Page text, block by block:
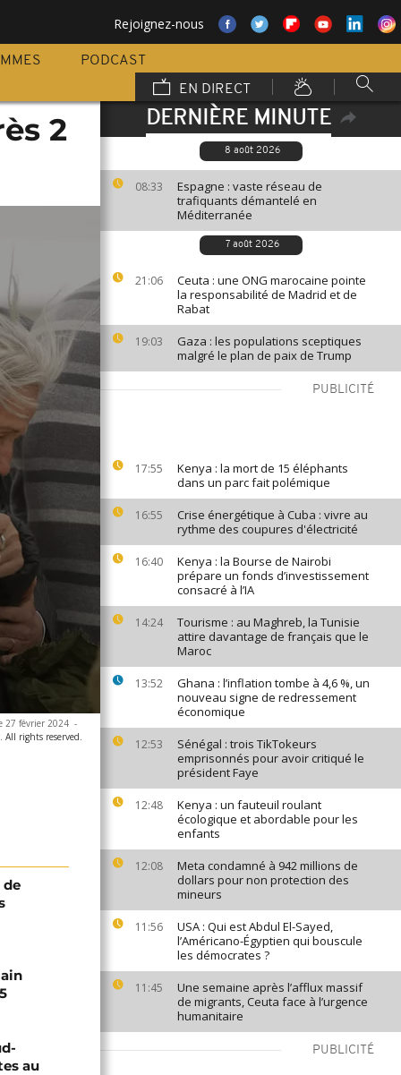
Rejoignez-nous
PODCAST
EN DIRECT
DERNIÈRE MINUTE
8 août 2026
08:33
Espagne : vaste réseau de
trafiquants démantelé en
Méditerranée
7 août 2026
21:06
Ceuta : une ONG marocaine pointe
la responsabilité de Madrid et de
Rabat
19:03
Gaza : les populations sceptiques
malgré le plan de paix de Trump
PUBLICITÉ
17:55
Kenya : la mort de 15 éléphants
dans un parc fait polémique
16:55
Crise énergétique à Cuba : vivre au
rythme des coupures d'électricité
16:40
Kenya : la Bourse de Nairobi
prépare un fonds d’investissement
consacré à l’IA
14:24
Tourisme : au Maghreb, la Tunisie
attire davantage de français que le
Maroc
13:52
Ghana : l’inflation tombe à 4,6 %, un
nouveau signe de redressement
économique
12:53
Sénégal : trois TikTokeurs
emprisonnés pour avoir critiqué le
président Faye
12:48
Kenya : un fauteuil roulant
écologique et abordable pour les
enfants
12:08
Meta condamné à 942 millions de
dollars pour non protection des
mineurs
11:56
USA : Qui est Abdul El-Sayed,
l’Américano-Égyptien qui bouscule
les démocrates ?
11:45
Une semaine après l’afflux massif
de migrants, Ceuta face à l’urgence
humanitaire
PUBLICITÉ
2
27 février 2024 -
All rights reserved.
de
au